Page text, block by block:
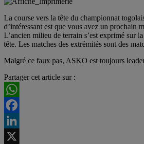
La course vers la tête du championnat
d’intéressant est que vous avez un prochain
L’ancien milieu de terrain s’est exprimé sur
tête. Les matches des extrémités sont des
Malgré ce faux pas, ASKO est toujours
Partager cet article sur :
WhatsApp
Facebook
LinkedIn